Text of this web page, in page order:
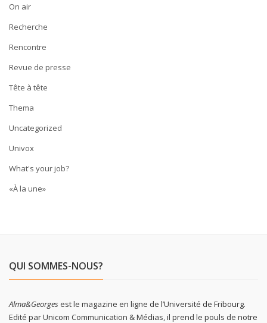
On air
Recherche
Rencontre
Revue de presse
Tête à tête
Thema
Uncategorized
Univox
What's your job?
«À la une»
QUI SOMMES-NOUS?
Alma&Georgesest le magazine en ligne de l’Université de Fribourg.
Edité par Unicom Communication & Médias, il prend le pouls de notre